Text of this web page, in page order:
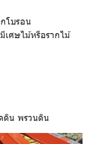
โบรอน
เศษไม้หรือรากไม้
ดิน พรวนดิน